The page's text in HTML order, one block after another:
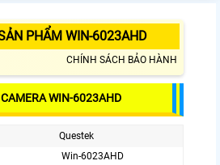
PHẨM WIN-6023AHD
CHÍNH SÁCH BẢO HÀNH
WIN-6023AHD
Questek
Win-6023AHD